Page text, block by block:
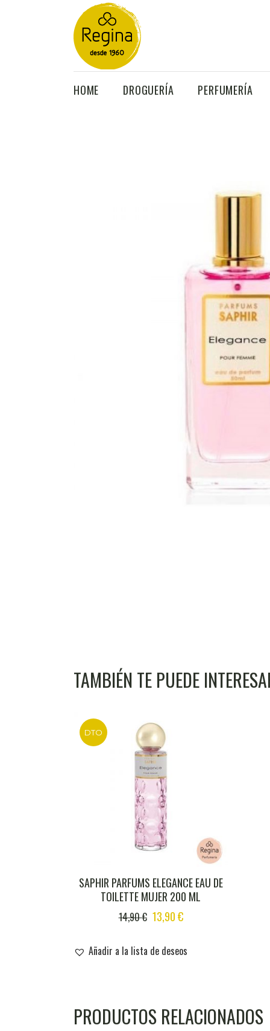
Búsqueda
productos
HOME DROGUERÍA PERFUMERÍA
TAMBIÉN TE PUEDE
DTO
SAPHIR PARFUMS ELEGANCE EAU DE
TOILETTE MUJER 200 ML
14,90€ ORIGINAL
WAS:
14,90 €.
13,90€CURRENT
13,90 €.
Añadir a la lista de deseos
PRODUCTOS RELACIONADOS